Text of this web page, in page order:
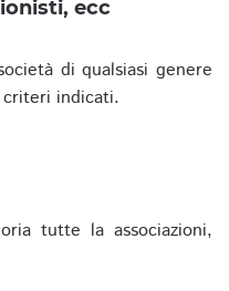
ecc
di qualsiasi genere
indicati.
tutte la associazioni,